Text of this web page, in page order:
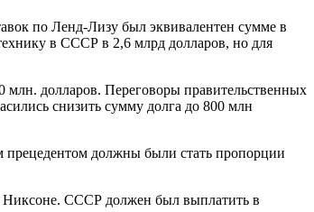
по Ленд-Лизу был эквивалентен сумме в
в СССР в 2,6 млрд долларов, но для
долларов. Переговоры правительственных
снизить сумму долга до 800 млн
прецедентом должны были стать пропорции
Никсоне. СССР должен был выплатить в